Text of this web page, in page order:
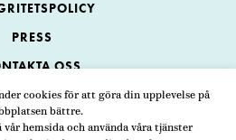
cookies för att göra din upplevelse på
bättre.
hemsida och använda våra tjänster
PRESS
OSS
Hus och Parker